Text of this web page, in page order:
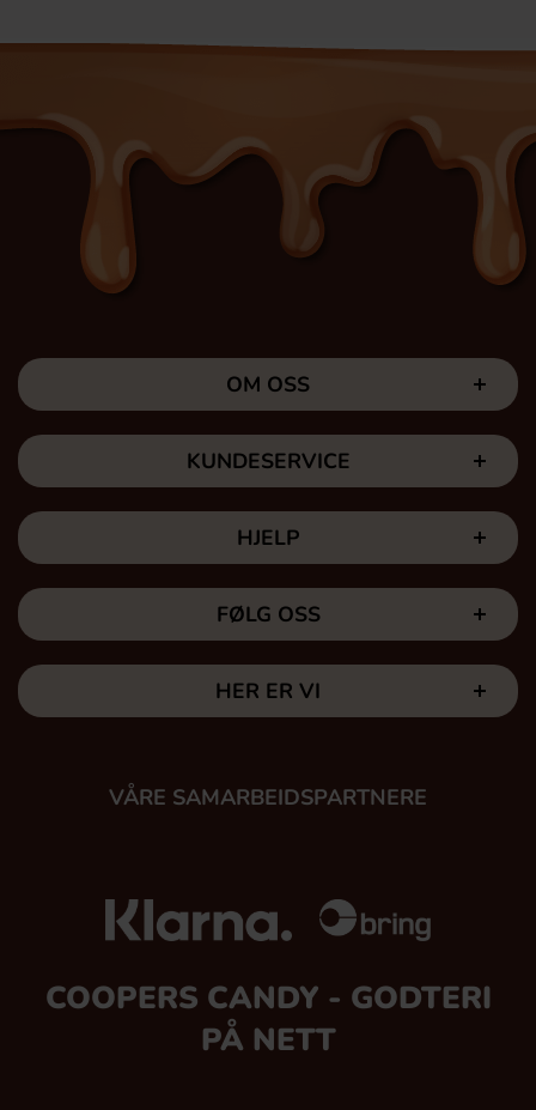
OM OSS
KUNDESERVICE
HJELP
FØLG OSS
HER ER VI
VÅRE SAMARBEIDSPARTNERE
COOPERS CANDY - GODTERI
PÅ NETT